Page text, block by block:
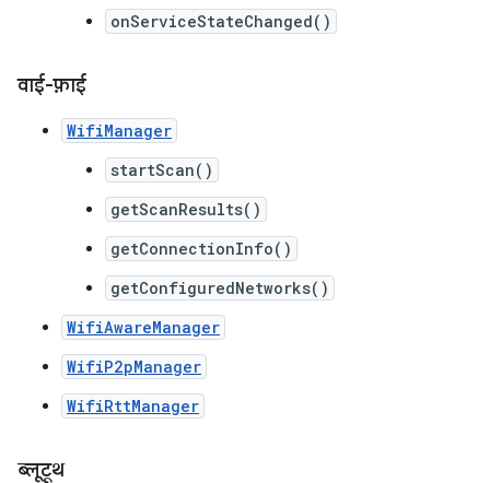
onServiceStateChanged()
वाई-फ़ाई
WifiManager
startScan()
getScanResults()
getConnectionInfo()
getConfiguredNetworks()
WifiAwareManager
WifiP2pManager
WifiRttManager
ब्लूटूथ